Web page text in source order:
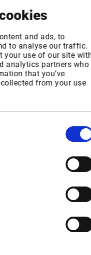
and ads, to
to analyse our traffic.
your use of our site
analytics partners who
that you’ve
from your use
Einkaufen
bei KI-Nutzung.
den Verzicht auf
in Echtzeit
Kontrolle über
für eine
durch:
eingeladen, im Juni
Anwendung
eng mit dem